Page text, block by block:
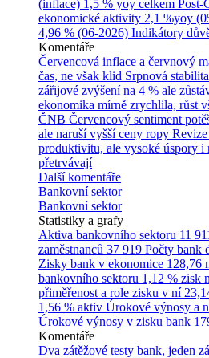
(inflace) 1,5 % yoy celkem Post-
ekonomické aktivity 2,1 %yoy
4,96 % (06-2026) Indikátory
Komentáře
Červencová inflace a červnový
čas, ne však klid Srpnová
zářijové zvýšení na 4 % ale
ekonomika mírně zrychlila, růst
ČNB Červencový sentiment
ale naruší vyšší ceny ropy
produktivitu, ale vysoké úspory i
přetrvávají
Další komentáře
Bankovní sektor
Bankovní sektor
Statistiky a grafy
Aktiva bankovního sektoru 11
zaměstnanců 37 919 Počty bank
Zisky bank v ekonomice 128,76
bankovního sektoru 1,12 % zisk
přiměřenost a role zisku v ní
1,56 % aktiv Úrokové výnosy a
Úrokové výnosy v zisku bank
Komentáře
Dva zátěžové testy bank, jeden